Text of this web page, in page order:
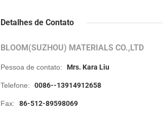
Detalhes de Contato
BLOOM(SUZHOU) MATERIALS CO.,LTD
Pessoa de contato: Mrs. Kara Liu
Telefone: 0086--13914912658
Fax: 86-512-89598069